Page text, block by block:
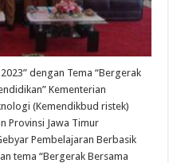
dengan Tema “Bergerak
Kementerian
(Kemendikbud ristek)
Provinsi Jawa Timur
Pembelajaran Berbasik
tema “Bergerak Bersama